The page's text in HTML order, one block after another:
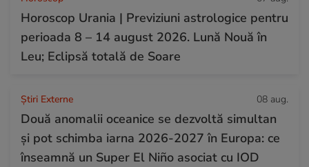
Horoscop Urania | Previziuni astrologice pentru
perioada 8 – 14 august 2026. Lună Nouă în
Leu; Eclipsă totală de Soare
Știri Externe 08 aug.
Două anomalii oceanice se dezvoltă simultan
și pot schimba iarna 2026-2027 în Europa: ce
înseamnă un Super El Niño asociat cu IOD